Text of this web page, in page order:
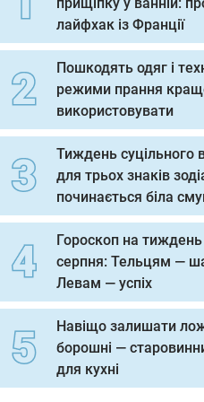
лайфхак із Франції
Пошкодять одяг і
режими прання
використовувати
Тиждень суцільного
для трьох знаків
починається біла
Гороскоп на
серпня: Тельцям —
Левам — успіх
Навіщо залишати
борошні —
для кухні